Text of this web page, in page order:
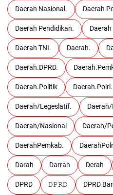
Daerah Nasional. Daerah
Daerah Pendidikan.
Daerah TNI. Daerah.
Daerah.DPRD.
Daerah.Politik Daerah.Polri.
Daerah/Legeslatif.
Daerah/Nasional Daerah/
DaerahPemkab.
Darah Darrah Derah
DPRD 𝙳𝙿𝚁𝙳 DPRD